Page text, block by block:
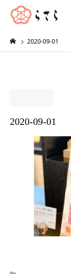
2020-09-01
2020-09-01